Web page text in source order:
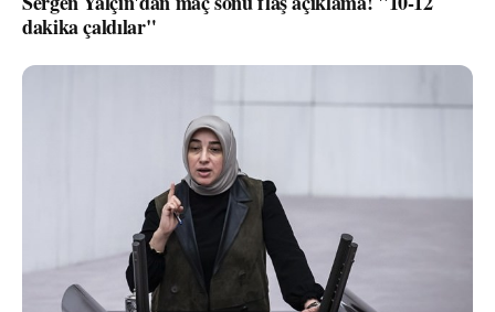
dakika çaldılar"